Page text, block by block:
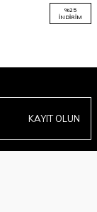
%25
İNDIRIM
KAYIT OLUN